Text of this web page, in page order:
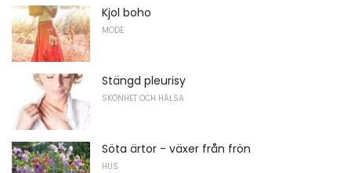
Kjol boho
MODE
Stängd pleurisy
SKÖNHET OCH HÄLSA
Söta ärtor - växer från frön
HUS